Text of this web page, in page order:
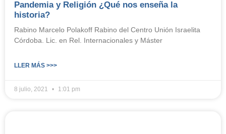
Pandemia y Religión ¿Qué nos enseña la
historia?
Rabino Marcelo Polakoff Rabino del Centro Unión Israelita
Córdoba. Lic. en Rel. Internacionales y Máster
LLER MÁS >>>
8 julio, 2021 1:01 pm